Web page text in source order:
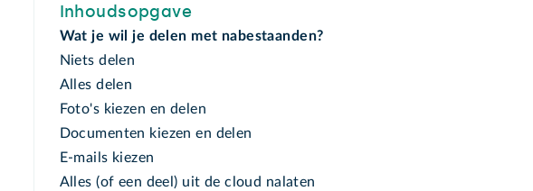
Inhoudsopgave
Wat je wil je delen met nabestaanden?
Niets delen
Alles delen
Foto's kiezen en delen
Documenten kiezen en delen
E-mails kiezen
Alles (of een deel) uit de cloud nalaten